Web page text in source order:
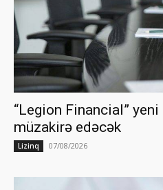
“Legion Financial” yeni
müzakirə edəcək
Lizinq 07/08/2026